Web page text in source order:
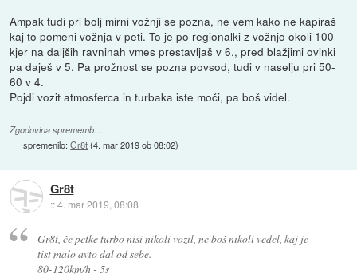
Ampak tudi pri bolj mirni vožnji se pozna, ne vem kako ne kapiraš
kaj to pomeni vožnja v peti. To je po regionalki z vožnjo okoli 100
kjer na daljših ravninah vmes prestavljaš v 6., pred blažjimi ovinki
pa daješ v 5. Pa prožnost se pozna povsod, tudi v naselju pri 50-
60 v 4.
Pojdi vozit atmosferca in turbaka iste moči, pa boš videl.
Zgodovina sprememb…
spremenilo:Gr8t(4. mar 2019 ob 08:02)
Gr8t
::4. mar 2019, 08:08
Gr8t, če petke turbo nisi nikoli vozil, ne boš nikoli vedel, kaj je
tist malo avto dal od sebe.
80-120km/h - 5s